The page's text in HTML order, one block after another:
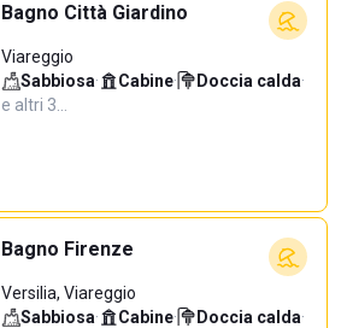
Bagno Città Giardino
Viareggio
Sabbiosa· Cabine· Doccia calda·
e altri 3…
Bagno Firenze
Versilia, Viareggio
Sabbiosa· Cabine· Doccia calda·